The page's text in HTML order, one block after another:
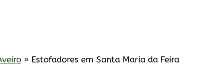
» Estofadores em Santa Maria da Feira